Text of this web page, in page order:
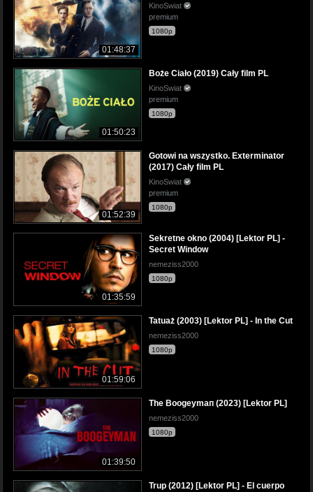
01:48:37
KinoSwiat
premium
1080p
01:50:23
Boże Ciało (2019) Cały film PL
KinoSwiat
premium
1080p
01:52:39
Gotowi na wszystko. Exterminator
(2017) Cały film PL
KinoSwiat
premium
1080p
01:35:59
Sekretne okno (2004) [Lektor PL] -
Secret Window
nemeziss2000
1080p
01:59:06
Tatuaż (2003) [Lektor PL] - In the Cut
nemeziss2000
1080p
01:39:50
The Boogeymaп (2023) [Lektor PL]
nemeziss2000
1080p
Trup (2012) [Lektor PL] - El cuerpo